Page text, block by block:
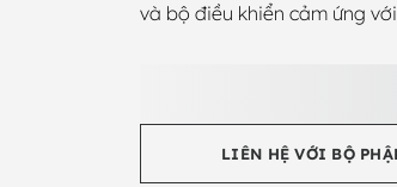
và bộ điều khiển cảm ứng
LIÊN HỆ VỚI BỘ